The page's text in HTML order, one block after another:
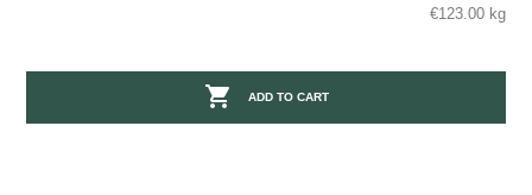
€123.00 kg
 ADD TO CART